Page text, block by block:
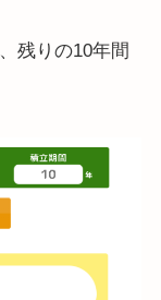
残りの10年間